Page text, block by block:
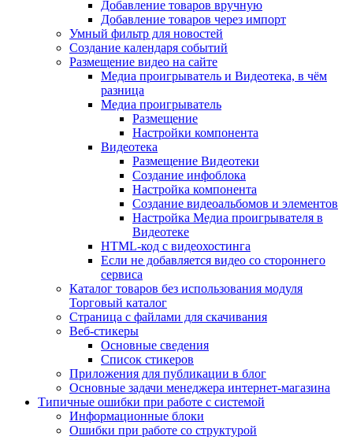
Добавление товаров вручную
Добавление товаров через импорт
Умный фильтр для новостей
Создание календаря событий
Размещение видео на сайте
Медиа проигрыватель и Видеотека, в чём
разница
Медиа проигрыватель
Размещение
Настройки компонента
Видеотека
Размещение Видеотеки
Создание инфоблока
Настройка компонента
Создание видеоальбомов и элементов
Настройка Медиа проигрывателя в
Видеотеке
HTML-код с видеохостинга
Если не добавляется видео со стороннего
сервиса
Каталог товаров без использования модуля
Торговый каталог
Страница с файлами для скачивания
Веб-стикеры
Основные сведения
Список стикеров
Приложения для публикации в блог
Основные задачи менеджера интернет-магазина
Типичные ошибки при работе с системой
Информационные блоки
Ошибки при работе со структурой